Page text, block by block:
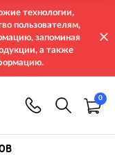
технологии,
пользователям,
запоминая
а также
0